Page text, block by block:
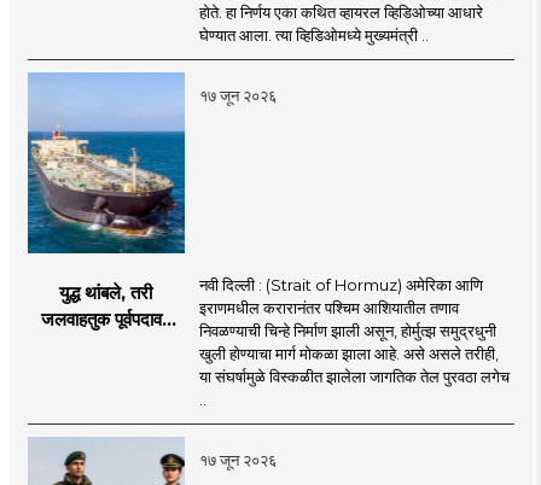
खळबळ
होते. हा निर्णय एका कथित व्हायरल व्हिडिओच्या आधारे
घेण्यात आला. त्या व्हिडिओमध्ये मुख्यमंत्री ..
१७ जून २०२६
युद्ध थांबले, तरी
जलवाहतुक पूर्वपदावर
चिंता.
नवी दिल्ली : (Strait of Hormuz) अमेरिका आणि
इराणमधील करारानंतर पश्चिम आशियातील तणाव
निवळण्याची चिन्हे निर्माण झाली असून, होर्मुत्झ समुद्रधुनी
खुली होण्याचा मार्ग मोकळा झाला आहे. असे असले तरीही,
या संघर्षामुळे विस्कळीत झालेला जागतिक तेल पुरवठा लगेच
१७ जून २०२६